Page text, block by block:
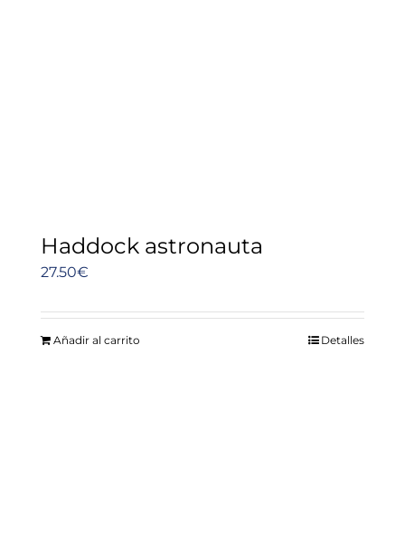
Haddock astronauta
27.50€
Añadir al carrito Detalles